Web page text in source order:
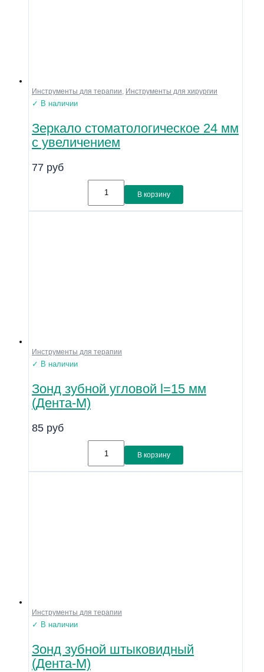
Инструменты для терапии Инструменты для хирургии
✓ В наличии
Зеркало стоматологическое 24 мм
с увеличением
77 руб
В корзину
Инструменты для терапии
✓ В наличии
Зонд зубной угловой l=15 мм
(Дента-М)
85 руб
В корзину
Инструменты для терапии
✓ В наличии
Зонд зубной штыковидный
(Дента-М)